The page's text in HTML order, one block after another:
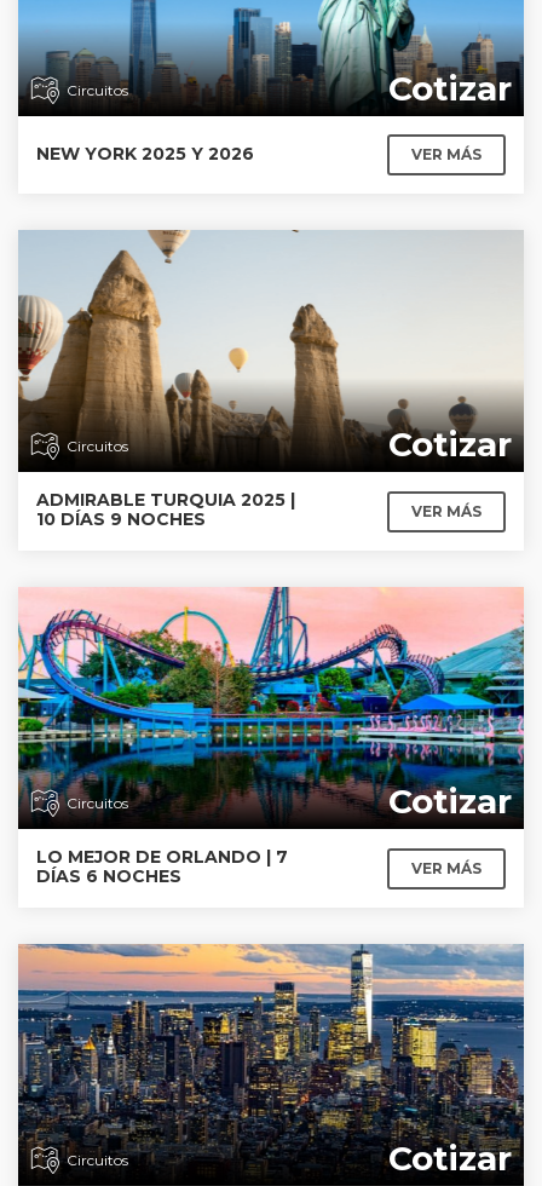
Circuitos Cotizar
NEW YORK 2025 Y 2026 VER MÁS
Circuitos Cotizar
ADMIRABLE TURQUIA 2025 |
10 DÍAS 9 NOCHES
VER MÁS
Circuitos Cotizar
LO MEJOR DE ORLANDO | 7
DÍAS 6 NOCHES
VER MÁS
Circuitos Cotizar